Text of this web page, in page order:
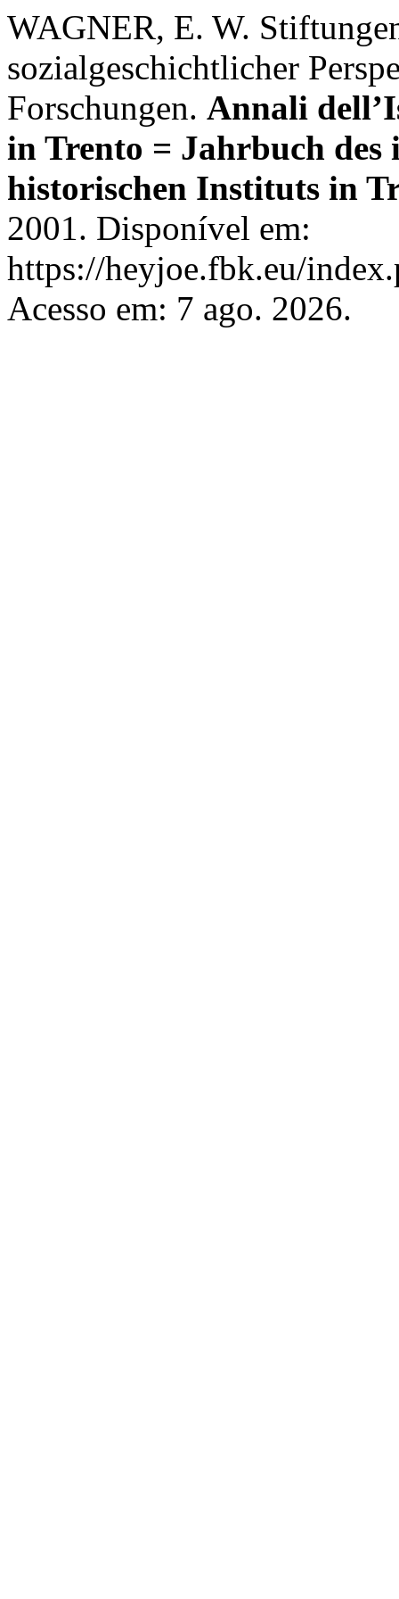
WAGNER, E. W.
sozialgeschichtlicher
Forschungen. Annali
in Trento = Jahrbuch des
historischen Instituts in
2001. Disponível em:
https://heyjoe.fbk.eu/
Acesso em: 7 ago. 2026.